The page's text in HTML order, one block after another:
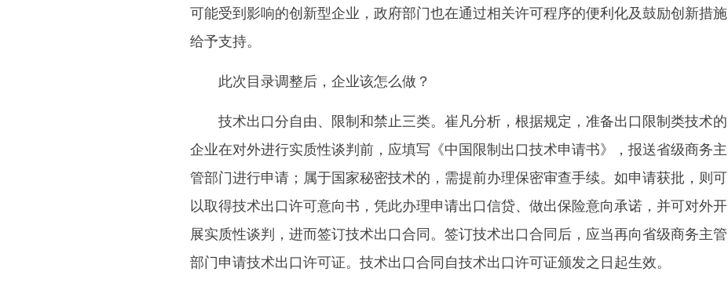
可能受到影响的创新型企业，政府部门也在通过相关许可程序的便利化及鼓励创新措施
给予支持。
此次目录调整后，企业该怎么做？
技术出口分自由、限制和禁止三类。崔凡分析，根据规定，准备出口限制类技术的
企业在对外进行实质性谈判前，应填写《中国限制出口技术申请书》，报送省级商务主
管部门进行申请；属于国家秘密技术的，需提前办理保密审查手续。如申请获批，则可
以取得技术出口许可意向书，凭此办理申请出口信贷、做出保险意向承诺，并可对外开
展实质性谈判，进而签订技术出口合同。签订技术出口合同后，应当再向省级商务主管
部门申请技术出口许可证。技术出口合同自技术出口许可证颁发之日起生效。